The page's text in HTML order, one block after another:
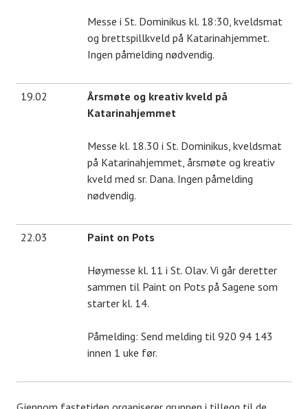
Messe i St. Dominikus kl. 18:30, kveldsmat
og brettspillkveld på Katarinahjemmet.
Ingen påmelding nødvendig.
19.02
Årsmøte og kreativ kveld på
Katarinahjemmet
Messe kl. 18.30 i St. Dominikus, kveldsmat
på Katarinahjemmet, årsmøte og kreativ
kveld med sr. Dana. Ingen påmelding
nødvendig.
22.03 Paint on Pots
Høymesse kl. 11 i St. Olav. Vi går deretter
sammen til Paint on Pots på Sagene som
starter kl. 14.
Påmelding: Send melding til 920 94 143
innen 1 uke før.